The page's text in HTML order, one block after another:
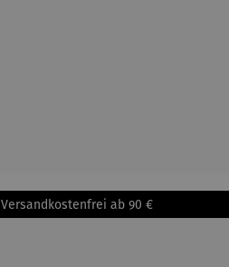
Versandkostenfrei ab 90 €